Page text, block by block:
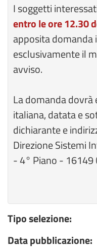
I soggetti
entro le ore 12.30
apposita domanda
esclusivamente il
avviso.
La domanda
italiana, datata e
dichiarante e
Direzione Sistemi
- 4° Piano - 16149
Tipo selezione:
Data pubblicazione: